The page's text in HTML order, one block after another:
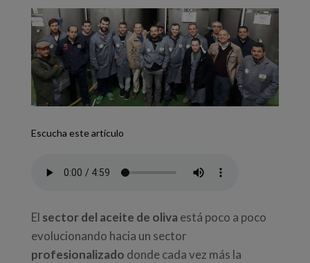
Escucha este artículo
El sector del aceite de oliva está poco a poco
evolucionando hacia un sector
profesionalizado donde cada vez más la